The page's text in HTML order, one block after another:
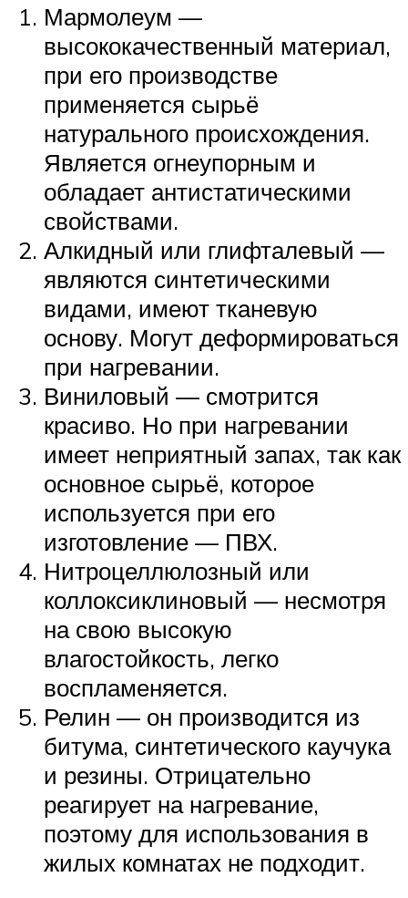
Мармолеум —
высококачественный материал,
при его производстве
применяется сырьё
натурального происхождения.
Является огнеупорным и
обладает антистатическими
свойствами.
Алкидный или глифталевый —
являются синтетическими
видами, имеют тканевую
основу. Могут деформироваться
при нагревании.
Виниловый — смотрится
красиво. Но при нагревании
имеет неприятный запах, так как
основное сырьё, которое
используется при его
изготовление — ПВХ.
Нитроцеллюлозный или
коллоксиклиновый — несмотря
на свою высокую
влагостойкость, легко
воспламеняется.
Релин — он производится из
битума, синтетического каучука
и резины. Отрицательно
реагирует на нагревание,
поэтому для использования в
жилых комнатах не подходит.